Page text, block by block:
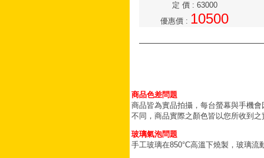
定 價: 63000
優惠價 : 10500
商品色差問題
商品皆為實品拍攝，每台螢幕與手機
不同，商品實際之顏色皆以您所收到之
玻璃氣泡問題
手工玻璃在850°C高溫下燒製，玻璃